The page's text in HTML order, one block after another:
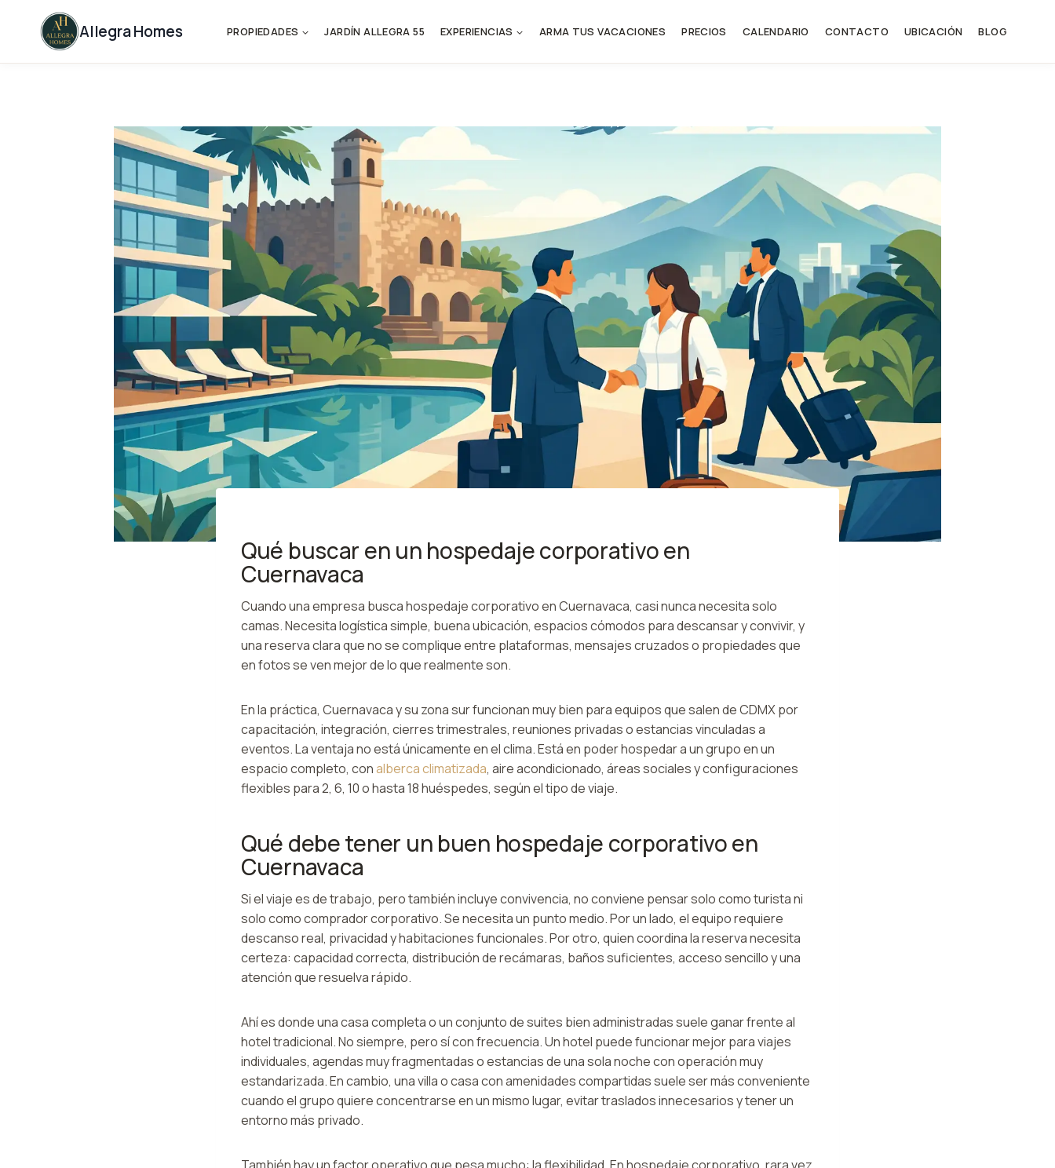
content
Allegra Homes PROPIEDADES JARDÍN ALLEGRA 55 EXPERIENCIAS ARMA TUS VACACIONES PRECIOS CALENDARIO CONTACTO UBICACIÓN BLOG
Qué buscar en un hospedaje corporativo en
Cuernavaca
Cuando una empresa busca hospedaje corporativo en Cuernavaca, casi nunca necesita solo
camas. Necesita logística simple, buena ubicación, espacios cómodos para descansar y convivir, y
una reserva clara que no se complique entre plataformas, mensajes cruzados o propiedades que
en fotos se ven mejor de lo que realmente son.
En la práctica, Cuernavaca y su zona sur funcionan muy bien para equipos que salen de CDMX por
capacitación, integración, cierres trimestrales, reuniones privadas o estancias vinculadas a
eventos. La ventaja no está únicamente en el clima. Está en poder hospedar a un grupo en un
espacio completo, conalberca climatizada, aire acondicionado, áreas sociales y configuraciones
flexibles para 2, 6, 10 o hasta 18 huéspedes, según el tipo de viaje.
Qué debe tener un buen hospedaje corporativo en
Cuernavaca
Si el viaje es de trabajo, pero también incluye convivencia, no conviene pensar solo como turista ni
solo como comprador corporativo. Se necesita un punto medio. Por un lado, el equipo requiere
descanso real, privacidad y habitaciones funcionales. Por otro, quien coordina la reserva necesita
certeza: capacidad correcta, distribución de recámaras, baños suficientes, acceso sencillo y una
atención que resuelva rápido.
Ahí es donde una casa completa o un conjunto de suites bien administradas suele ganar frente al
hotel tradicional. No siempre, pero sí con frecuencia. Un hotel puede funcionar mejor para viajes
individuales, agendas muy fragmentadas o estancias de una sola noche con operación muy
estandarizada. En cambio, una villa o casa con amenidades compartidas suele ser más conveniente
cuando el grupo quiere concentrarse en un mismo lugar, evitar traslados innecesarios y tener un
entorno más privado.
También hay un factor operativo que pesa mucho: la flexibilidad. En hospedaje corporativo, rara vez